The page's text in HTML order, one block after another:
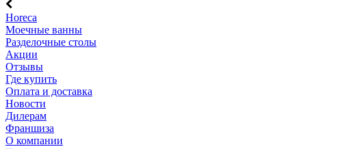
Horeca
Моечные ванны
Разделочные столы
Акции
Отзывы
Где купить
Оплата и доставка
Новости
Дилерам
Франшиза
О компании